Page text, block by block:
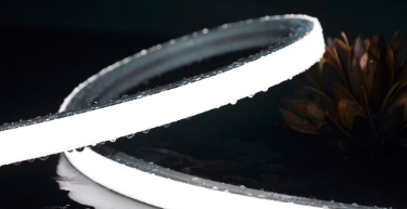
Wiadomości